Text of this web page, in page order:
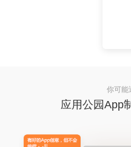
你可能
应用公园App